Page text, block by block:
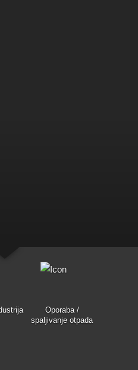
Oporaba /
spaljivanje otpada